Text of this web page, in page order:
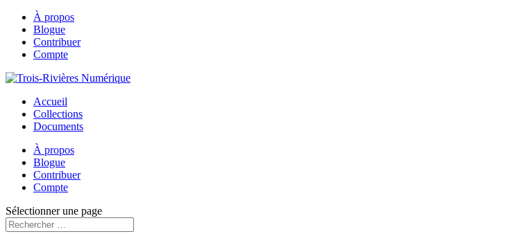
À propos
Blogue
Contribuer
Compte
Accueil
Collections
Documents
À propos
Blogue
Contribuer
Compte
Sélectionner une page